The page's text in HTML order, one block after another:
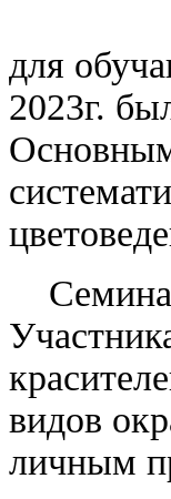
для
2023г.
видов
личным